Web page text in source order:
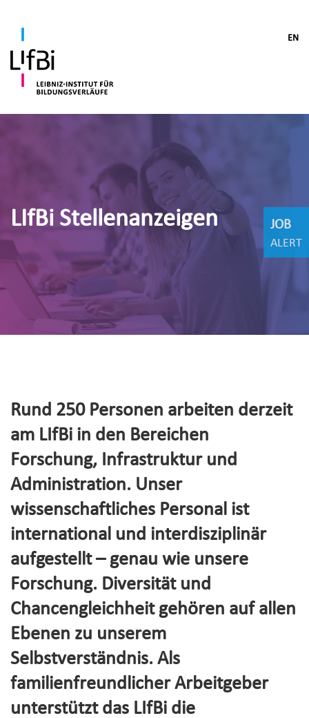
EN
LIfBi Stellenanzeigen
Rund 250 Personen arbeiten derzeit
am LIfBi in den Bereichen
Forschung, Infrastruktur und
Administration. Unser
wissenschaftliches Personal ist
international und interdisziplinär
aufgestellt – genau wie unsere
Forschung. Diversität und
Chancengleichheit gehören auf allen
Ebenen zu unserem
Selbstverständnis. Als
familienfreundlicher Arbeitgeber
unterstützt das LIfBi die
JOB
ALERT